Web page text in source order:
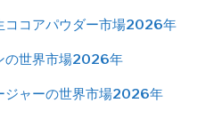
ココアパウダー市場2026年
の世界市場2026年
ジャーの世界市場2026年